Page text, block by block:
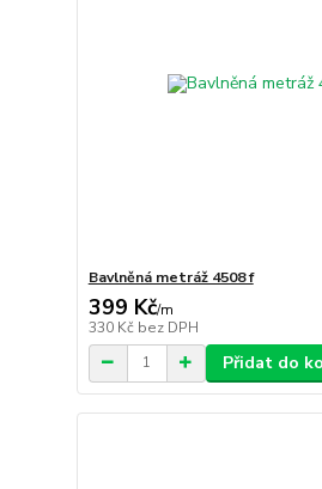
Bavlněná metráž 4508 f
399 Kč/m
330 Kč bez DPH
Přidat do